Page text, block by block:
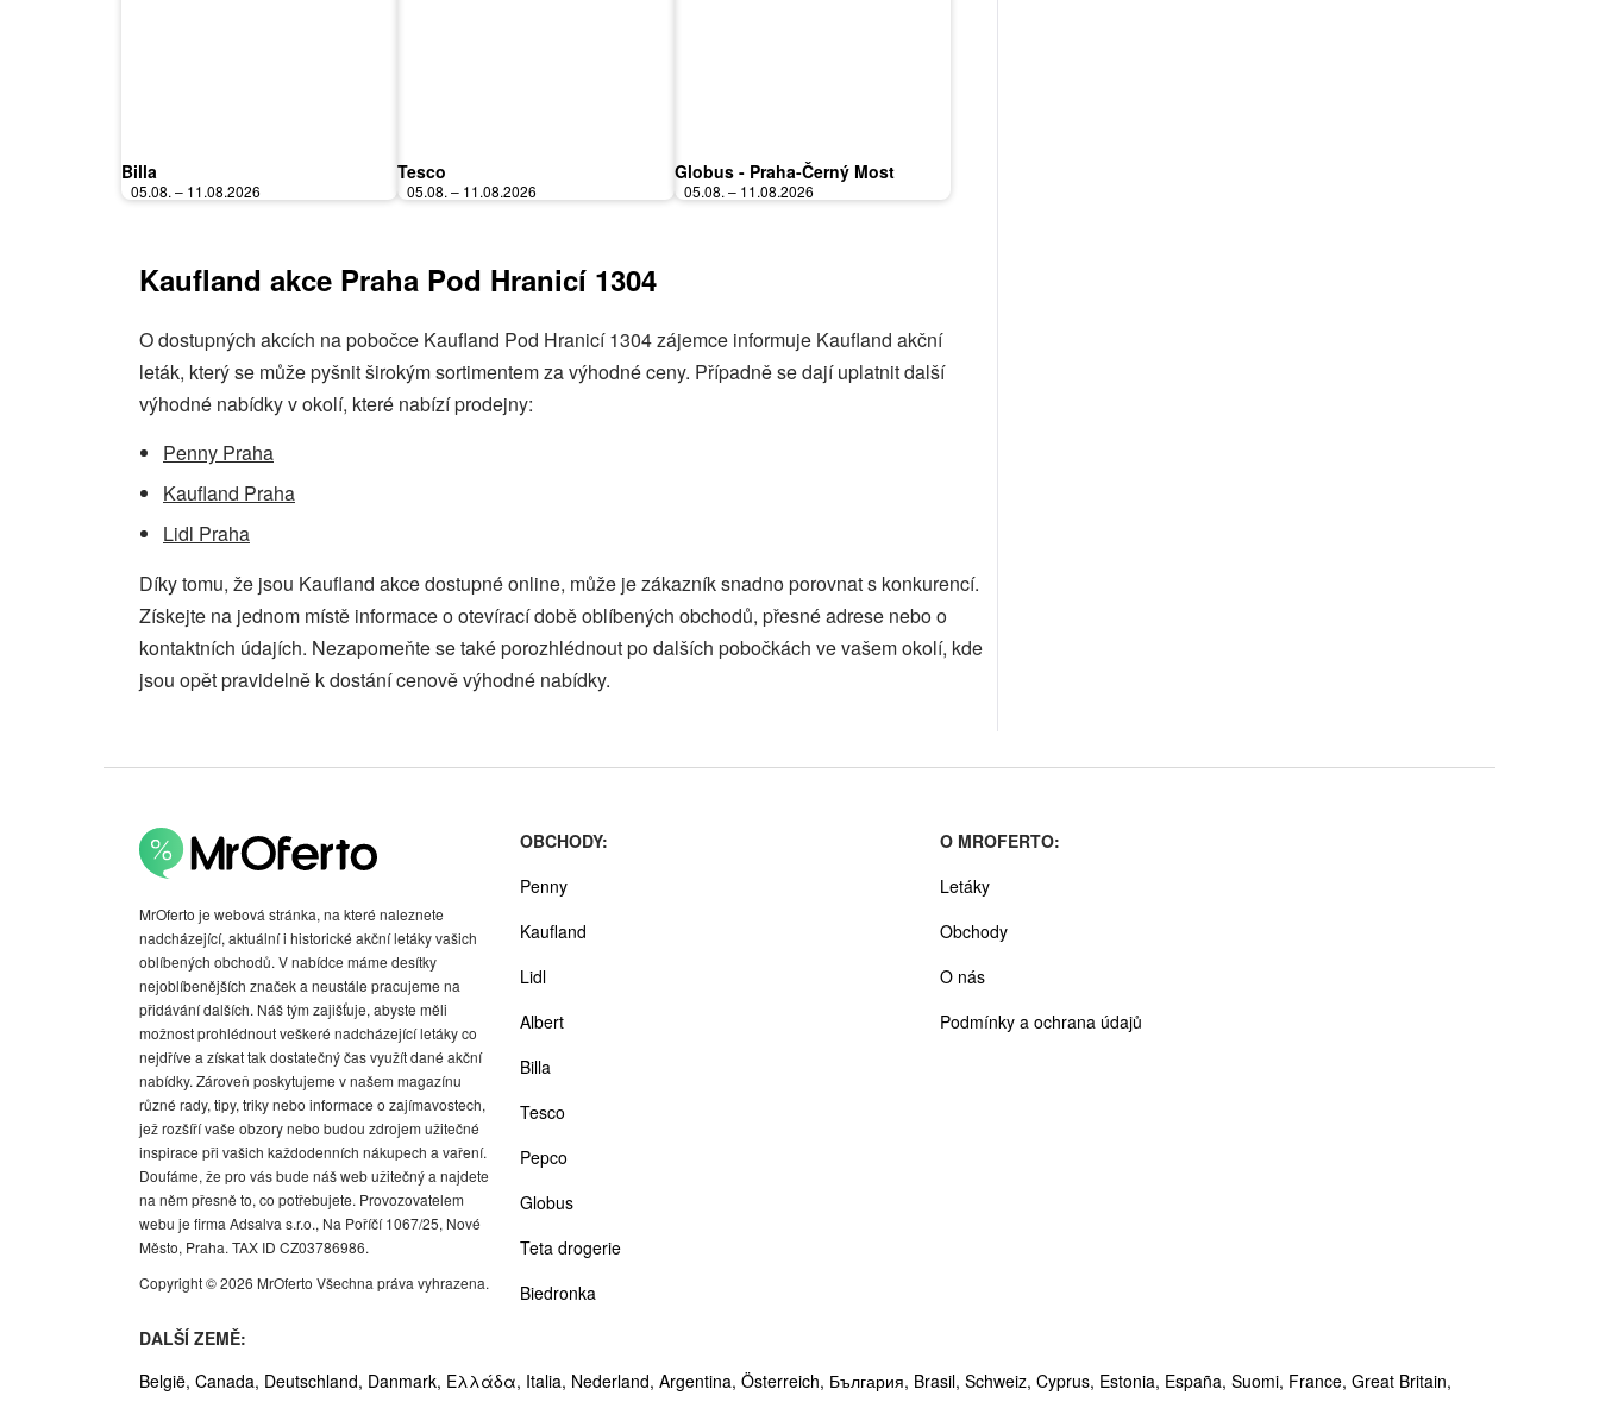
Billa
05.08. – 11.08.2026
Tesco
05.08. – 11.08.2026
Globus - Praha-Černý Most
05.08. – 11.08.2026
Kaufland akce Praha Pod Hranicí 1304
O dostupných akcích na pobočce Kaufland Pod Hranicí 1304 zájemce informuje Kaufland akční
leták, který se může pyšnit širokým sortimentem za výhodné ceny. Případně se dají uplatnit další
výhodné nabídky v okolí, které nabízí prodejny:
Penny Praha
Kaufland Praha
Lidl Praha
Díky tomu, že jsou Kaufland akce dostupné online, může je zákazník snadno porovnat s konkurencí.
Získejte na jednom místě informace o otevírací době oblíbených obchodů, přesné adrese nebo o
kontaktních údajích. Nezapomeňte se také porozhlédnout po dalších pobočkách ve vašem okolí, kde
jsou opět pravidelně k dostání cenově výhodné nabídky.
MrOferto je webová stránka, na které naleznete
nadcházející, aktuální i historické akční letáky vašich
oblíbených obchodů. V nabídce máme desítky
nejoblíbenějších značek a neustále pracujeme na
přidávání dalších. Náš tým zajišťuje, abyste měli
možnost prohlédnout veškeré nadcházející letáky co
nejdříve a získat tak dostatečný čas využít dané akční
nabídky. Zároveň poskytujeme v našem magazínu
různé rady, tipy, triky nebo informace o zajímavostech,
jež rozšíří vaše obzory nebo budou zdrojem užitečné
inspirace při vašich každodenních nákupech a vaření.
Doufáme, že pro vás bude náš web užitečný a najdete
na něm přesně to, co potřebujete. Provozovatelem
webu je firma Adsalva s.r.o., Na Poříčí 1067/25, Nové
Město, Praha. TAX ID CZ03786986.
Copyright © 2026 MrOferto Všechna práva vyhrazena.
OBCHODY:
Penny
Kaufland
Lidl
Albert
Billa
Tesco
Pepco
Globus
Teta drogerie
Biedronka
O MROFERTO:
Letáky
Obchody
O nás
Podmínky a ochrana údajů
DALŠÍ ZEMĚ:
België, Canada, Deutschland, Danmark, Ελλάδα, Italia, Nederland, Argentina, Österreich, България, Brasil, Schweiz, Cyprus, Estonia, España, Suomi, France, Great Britain,